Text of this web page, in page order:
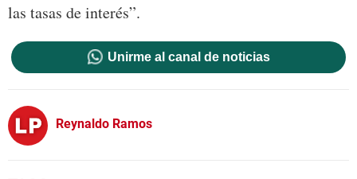
las tasas de interés”.
Unirme al canal de noticias
Reynaldo Ramos